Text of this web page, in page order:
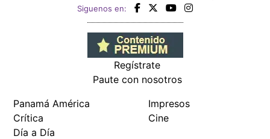
Siguenos en:
Regístrate
Paute con nosotros
Panamá América
Crítica
Día a Día
Impresos
Cine